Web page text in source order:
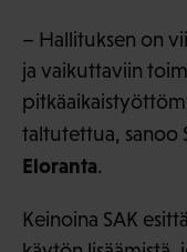
– Hallituksen on
ja vaikuttaviin
taltutettua, sanoo
Eloranta.
Keinoina SAK